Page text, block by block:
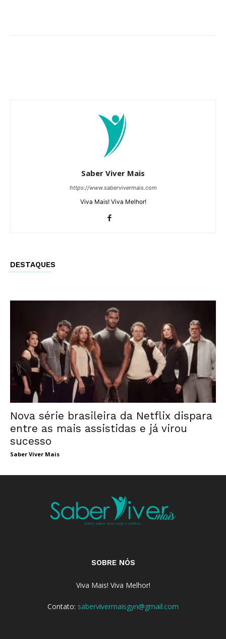
Saber Viver Mais
https://www.sabervivermais.com
Viva Mais! Viva Melhor!
DESTAQUES
Nova série brasileira da Netflix dispara
entre as mais assistidas e já virou
sucesso
Saber Viver Mais
SOBRE NÓS
Viva Mais! Viva Melhor!
Contato: sabervivermaisgyn@gmail.com